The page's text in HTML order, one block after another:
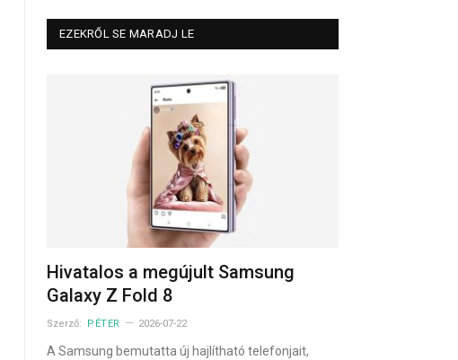
EZEKRŐL SE MARADJ LE
Hivatalos a megújult Samsung
Galaxy Z Fold 8
Szerző: PÉTER 2026-07-22
A Samsung bemutatta új hajlítható telefonjait,